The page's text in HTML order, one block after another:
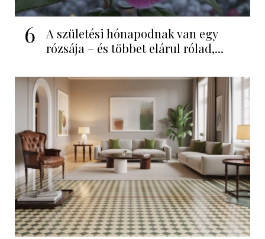
6
A születési hónapodnak van egy
rózsája – és többet elárul rólad,...